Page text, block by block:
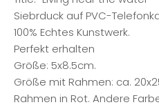
Siebrduck auf PVC-
100% Echtes Kunstwerk.
Perfekt erhalten
Größe: 5x8.5cm.
Größe mit Rahmen: ca.
Rahmen in Rot. Andere